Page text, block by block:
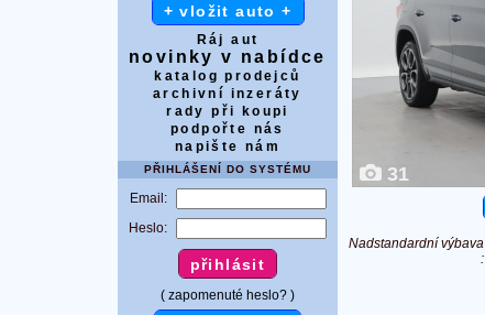
+ vložit auto +
Ráj aut
novinky v nabídce
katalog prodejců
archivní inzeráty
rady při koupi
podpořte nás
napište nám
PŘIHLÁŠENÍ DO SYSTÉMU
Email:
Heslo:
( zapomenuté heslo? )
31
Nadstandardní výbava
: